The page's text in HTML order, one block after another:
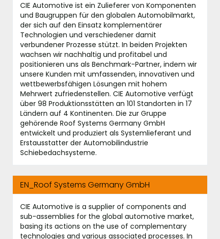
CIE Automotive ist ein Zulieferer von Komponenten
und Baugruppen für den globalen Automobilmarkt,
der sich auf den Einsatz komplementärer
Technologien und verschiedener damit
verbundener Prozesse stützt. In beiden Projekten
wachsen wir nachhaltig und profitabel und
positionieren uns als Benchmark-Partner, indem wir
unsere Kunden mit umfassenden, innovativen und
wettbewerbsfähigen Lösungen mit hohem
Mehrwert zufriedenstellen. CIE Automotive verfügt
über 98 Produktionsstätten an 101 Standorten in 17
Ländern auf 4 Kontinenten. Die zur Gruppe
gehörende Roof Systems Germany GmbH
entwickelt und produziert als Systemlieferant und
Erstausstatter der Automobilindustrie
Schiebedachsysteme.
EN_Roof Systems Germany GmbH
CIE Automotive is a supplier of components and
sub-assemblies for the global automotive market,
basing its actions on the use of complementary
technologies and various associated processes. In